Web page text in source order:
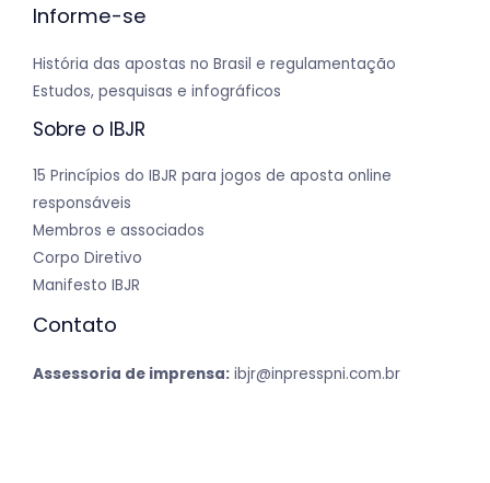
Informe-se
História das apostas no Brasil e regulamentação
Estudos, pesquisas e infográficos
Sobre o IBJR
15 Princípios do IBJR para jogos de aposta online
responsáveis
Membros e associados
Corpo Diretivo
Manifesto IBJR
Contato
Assessoria de imprensa: ibjr@inpresspni.com.br